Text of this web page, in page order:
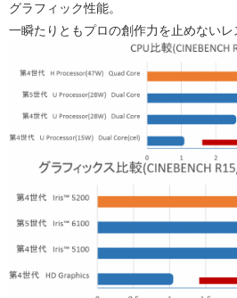
グラフィック性能。
一瞬たりともプロの創作力を止めないレ